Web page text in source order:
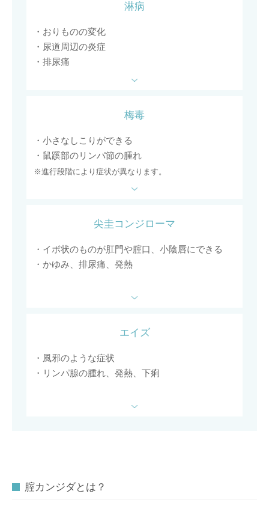
淋病
・おりものの変化
・尿道周辺の炎症
・排尿痛
梅毒
・小さなしこりができる
・鼠蹊部のリンパ節の腫れ
※進行段階により症状が異なります。
尖圭コンジローマ
・イボ状のものが肛門や腟口、小陰唇にできる
・かゆみ、排尿痛、発熱
エイズ
・風邪のような症状
・リンパ腺の腫れ、発熱、下痢
腟カンジダとは？